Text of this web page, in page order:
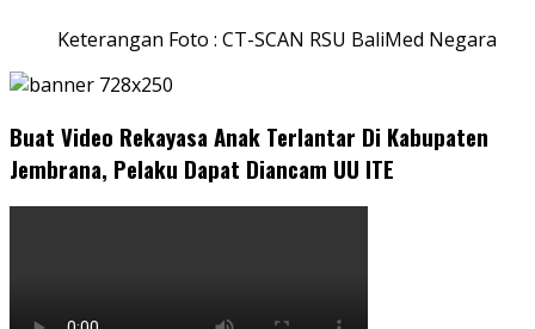
Keterangan Foto : CT-SCAN RSU BaliMed Negara
Buat Video Rekayasa Anak Terlantar Di Kabupaten
Jembrana, Pelaku Dapat Diancam UU ITE